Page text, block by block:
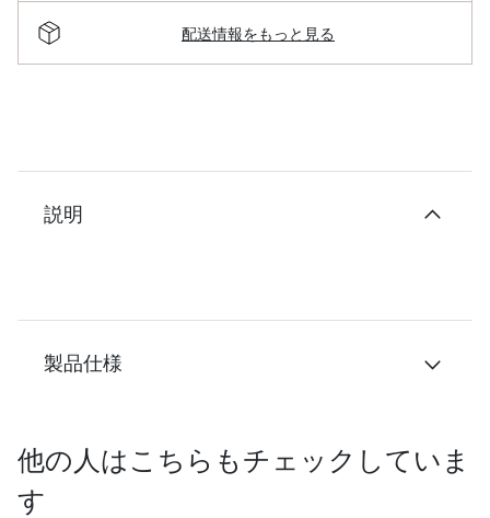
配送情報をもっと見る
説明
製品仕様
他の人はこちらもチェックしていま
す